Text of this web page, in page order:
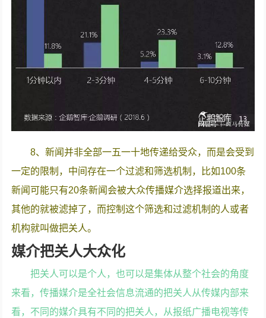
8、新闻并非全部一五一十地传递给受众，而是会受到
一定的限制，中间存在一个过滤和筛选机制，比如100条
新闻可能只有20条新闻会被大众传播媒介选择报道出来，
其他的就被滤掉了，而控制这个筛选和过滤机制的人或者
机构就叫做把关人。
媒介把关人大众化
把关人可以是个人，也可以是集体从整个社会的角度
来看，传播媒介是全社会信息流通的把关人从传媒内部来
看，不同的媒介具有不同的把关人，从报纸广播电视等传